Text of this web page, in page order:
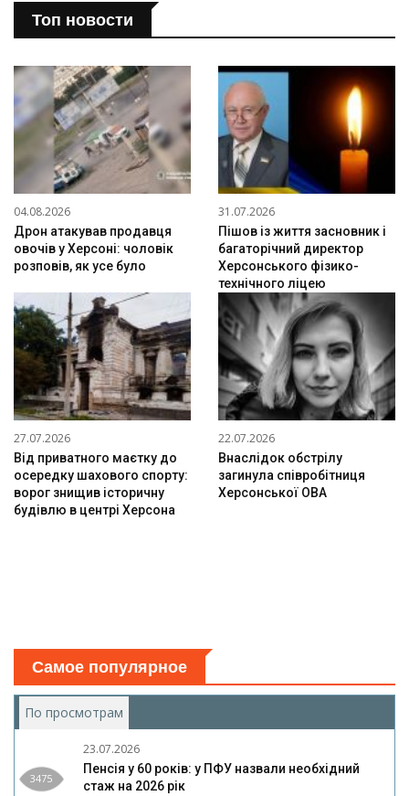
Топ новости
04.08.2026
Дрон атакував продавця
овочів у Херсоні: чоловік
розповів, як усе було
31.07.2026
Пішов із життя засновник і
багаторічний директор
Херсонського фізико-
технічного ліцею
27.07.2026
Від приватного маєтку до
осередку шахового спорту:
ворог знищив історичну
будівлю в центрі Херсона
22.07.2026
Внаслідок обстрілу
загинула співробітниця
Херсонської ОВА
Самое популярное
По просмотрам
3475
23.07.2026
Пенсія у 60 років: у ПФУ назвали необхідний
стаж на 2026 рік